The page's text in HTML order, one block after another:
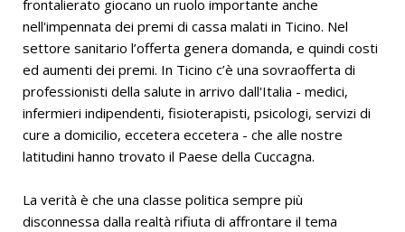
frontalierato giocano un ruolo importante anche
nell'impennata dei premi di cassa malati in Ticino. Nel
settore sanitario l’offerta genera domanda, e quindi costi
ed aumenti dei premi. In Ticino c’è una sovraofferta di
professionisti della salute in arrivo dall'Italia - medici,
infermieri indipendenti, fisioterapisti, psicologi, servizi di
cure a domicilio, eccetera eccetera - che alle nostre
latitudini hanno trovato il Paese della Cuccagna.
La verità è che una classe politica sempre più
disconnessa dalla realtà rifiuta di affrontare il tema